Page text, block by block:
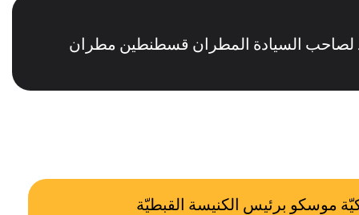
لصاحب السيادة المطران قسطنطين مطران
موسكو برئيس الكنيسة القبطيّة